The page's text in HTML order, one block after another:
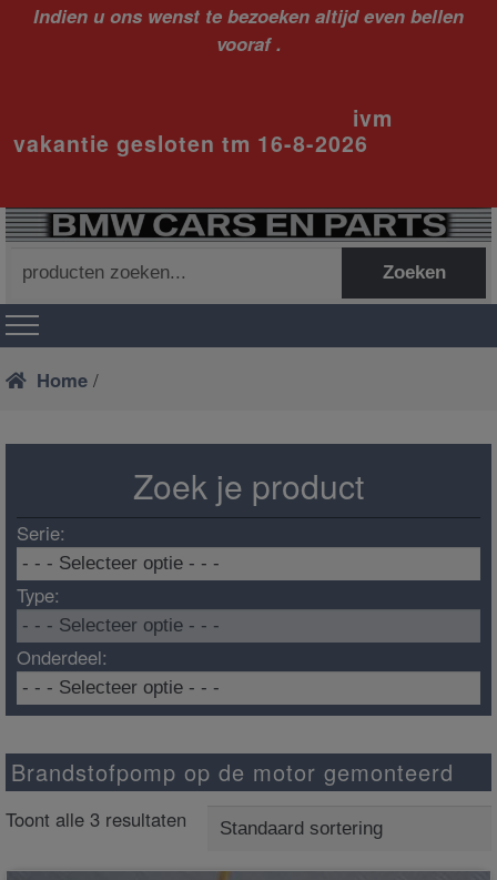
Indien u ons wenst te bezoeken altijd even bellen
vooraf .
ivm
vakantie gesloten tm 16-8-2026
naar:
Zoeken
Home /
Zoek je product
Serie:
Type:
Onderdeel:
Brandstofpomp op de motor gemonteerd
Toont alle 3 resultaten